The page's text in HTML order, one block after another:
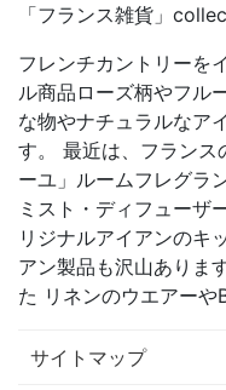
「フランス雑貨」
フレンチカントリーを
ル商品ローズ柄やフル
な物やナチュラルなア
す。 最近は、フランス
ーユ」ルームフレグラ
ミスト・ディフュー
リジナルアイアンのキ
アン製品も沢山ありま
た リネンのウエアーや
サイトマップ